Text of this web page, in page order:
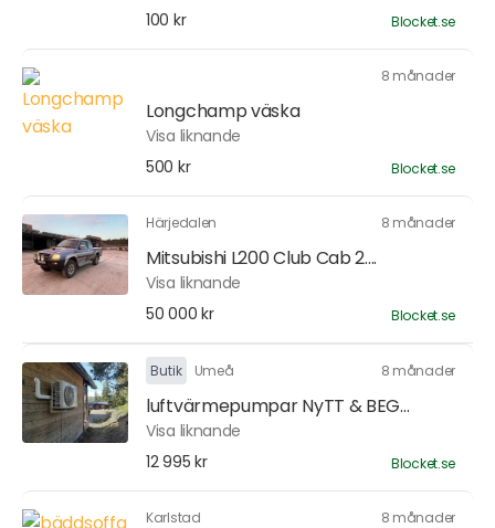
100 kr Blocket.se
8 månader
Longchamp väska
Visa liknande
500 kr
Blocket.se
Härjedalen 8 månader
Mitsubishi L200 Club Cab 2....
Visa liknande
50 000 kr
Blocket.se
Butik Umeå 8 månader
luftvärmepumpar NyTT & BEG...
Visa liknande
12 995 kr
Blocket.se
Karlstad 8 månader